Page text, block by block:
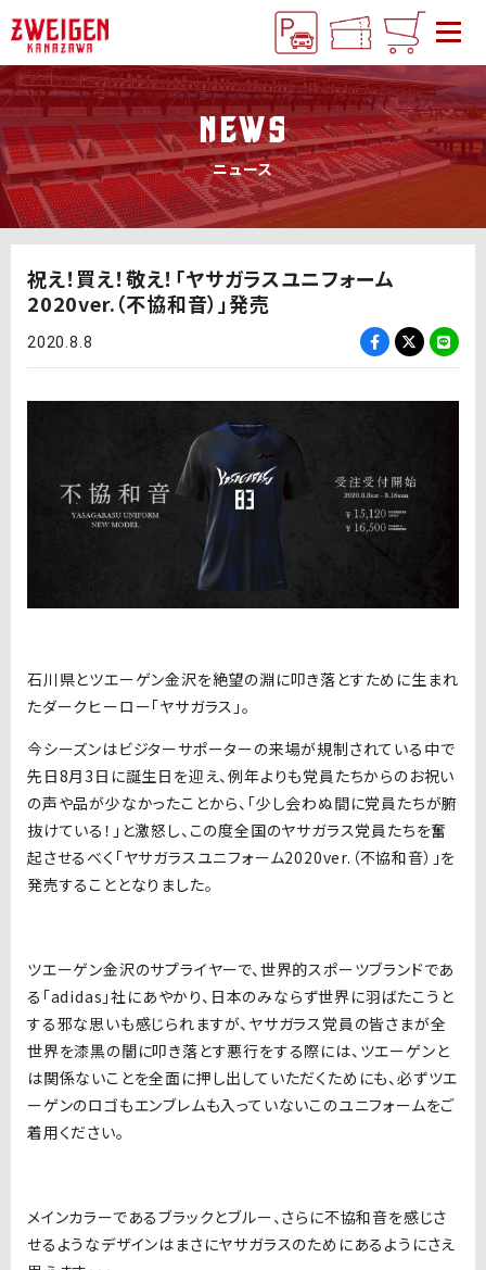
NEWS
ニュース
祝え！買え！敬え！「ヤサガラスユニフォーム
2020ver.（不協和音）」発売
2020.8.8
石川県とツエーゲン金沢を絶望の淵に叩き落とすために生まれ
たダークヒーロー「ヤサガラス」。
今シーズンはビジターサポーターの来場が規制されている中で
先日8月3日に誕生日を迎え、例年よりも党員たちからのお祝い
の声や品が少なかったことから、「少し会わぬ間に党員たちが腑
抜けている！」と激怒し、この度全国のヤサガラス党員たちを奮
起させるべく「ヤサガラスユニフォーム2020ver.（不協和音）」を
発売することとなりました。
ツエーゲン金沢のサプライヤーで、世界的スポーツブランドであ
る「adidas」社にあやかり、日本のみならず世界に羽ばたこうと
する邪な思いも感じられますが、ヤサガラス党員の皆さまが全
世界を漆黒の闇に叩き落とす悪行をする際には、ツエーゲンと
は関係ないことを全面に押し出していただくためにも、必ずツエ
ーゲンのロゴもエンブレムも入っていないこのユニフォームをご
着用ください。
メインカラーであるブラックとブルー、さらに不協和音を感じさ
せるようなデザインはまさにヤサガラスのためにあるようにさえ